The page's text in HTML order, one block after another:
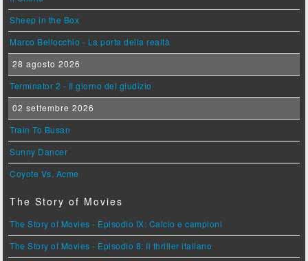
Sheep in the Box
Marco Bellocchio - La porta della realtà
28 agosto 2026
Terminator 2 - Il giorno del giudizio
02 settembre 2026
Train To Busan
Sunny Dancer
Coyote Vs. Acme
The Story of Movies
The Story of Movies - Episodio IX: Calcio e campioni
The Story of Movies - Episodio 8: Il thriller italiano